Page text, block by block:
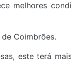
melhores
Coimbrões.
este terá